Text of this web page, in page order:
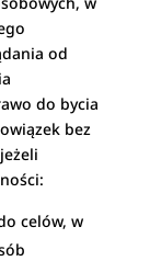
od
do bycia
bez
celów, w